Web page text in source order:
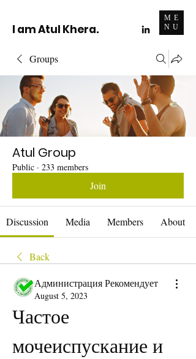
I am Atul Khera.
ME
NU
Groups
Atul Group
Public · 233 members
Join
Discussion Media Members About
Back
Администрация Рекомендует
August 5, 2023
Частое
мочеиспускание и